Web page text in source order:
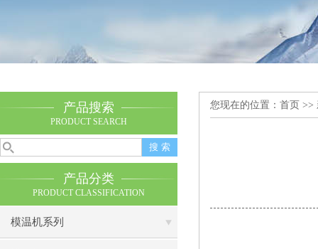
产品搜索
PRODUCT SEARCH
产品分类
PRODUCT CLASSIFICATION
模温机系列
您现在的位置： 首页 >>